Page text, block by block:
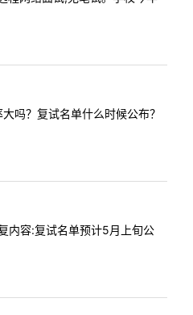
吗？复试名单什么时候公布？
内容:复试名单预计5月上旬公